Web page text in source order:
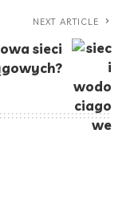
NEXT ARTICLE
sieci